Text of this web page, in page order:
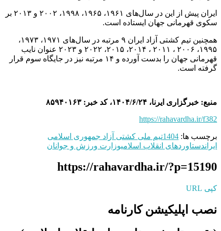
ایران پیش از این در سال‌های ۱۹۶۱، ۱۹۶۵، ۱۹۹۸، ۲۰۰۲ و ۲۰۱۳ بر
سکوی قهرمانی جهان ایستاده است.
همچنین تیم کشتی آزاد ایران ۹ مرتبه در سال‌های ۱۹۷۱، ۱۹۷۳،
۱۹۹۵، ۲۰۰۶ ، ۲۰۱۱ ، ۲۰۱۴، ۲۰۱۵، ۲۰۲۲ و ۲۰۲۳ عنوان نایب
قهرمانی جهان را بدست آورده و ۱۴ مرتبه نیز در جایگاه سوم قرار
گرفته است.
منبع: خبرگزاری ایرنا، ۱۴۰۴/۶/۲۴، کد خبر: ۸۵۹۴۰۱۶۳
https://rahavardha.ir/f382
برچسب ها: 1404تیم ملی کشتی آزاد جمهوری اسلامی
ایراندستاوردهای انقلاب اسلامیوزارت ورزش و جوانان
https://rahavardha.ir/?p=15190
کپی URL
نصب اپلیکیشن کارنامه